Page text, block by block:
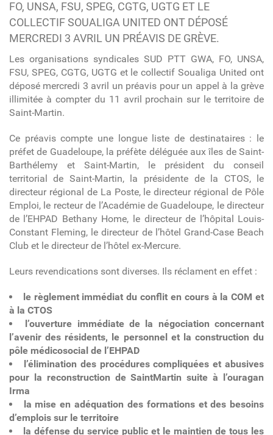
FO, UNSA, FSU, SPEG, CGTG, UGTG ET LE
COLLECTIF SOUALIGA UNITED ONT DÉPOSÉ
MERCREDI 3 AVRIL UN PRÉAVIS DE GRÈVE.
Les organisations syndicales SUD PTT GWA, FO, UNSA,
FSU, SPEG, CGTG, UGTG et le collectif Soualiga United ont
déposé mercredi 3 avril un préavis pour un appel à la grève
illimitée à compter du 11 avril prochain sur le territoire de
Saint-Martin.
Ce préavis compte une longue liste de destinataires : le
préfet de Guadeloupe, la préfète déléguée aux îles de Saint-
Barthélemy et Saint-Martin, le président du conseil
territorial de Saint-Martin, la présidente de la CTOS, le
directeur régional de La Poste, le directeur régional de Pôle
Emploi, le recteur de l’Académie de Guadeloupe, le directeur
de l’EHPAD Bethany Home, le directeur de l’hôpital Louis-
Constant Fleming, le directeur de l’hôtel Grand-Case Beach
Club et le directeur de l’hôtel ex-Mercure.
Leurs revendications sont diverses. Ils réclament en effet :
le règlement immédiat du conflit en cours à la COM et
à la CTOS
l’ouverture immédiate de la négociation concernant
l’avenir des résidents, le personnel et la construction du
pôle médicosocial de l’EHPAD
l’élimination des procédures compliquées et abusives
pour la reconstruction de SaintMartin suite à l’ouragan
Irma
la mise en adéquation des formations et des besoins
d’emplois sur le territoire
la défense du service public et le maintien de tous les